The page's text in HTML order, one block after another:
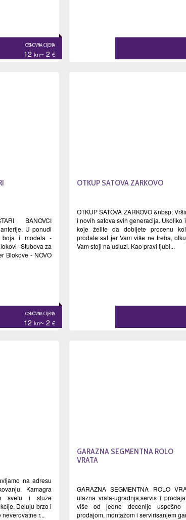
OSNOVNA CIJENA
12 kn~ 2 €
BANOVCI
U ponudi
boja i modela -
-Stubova za
Blokove - NOVO
OSNOVNA CIJENA
12 kn~ 2 €
OTKUP SATOVA ZARKOVO
OTKUP SATOVA ZARKOVO &nbsp;
i novih satova svih generacija. Ukoliko
koje želite da dobijete procenu
prodate sat jer Vam više ne treba,
Vam stoji na usluzi. Kao pravi ljubi...
na adresu
Kamagra
svetu i služe
Deluju brzo i
r...
GARAZNA SEGMENTNA ROLO
VRATA
GARAZNA SEGMENTNA ROLO
ulazna vrata-ugradnja,servis i
više od jedne decenije uspešno
prodajom, montažom i servirisanjem